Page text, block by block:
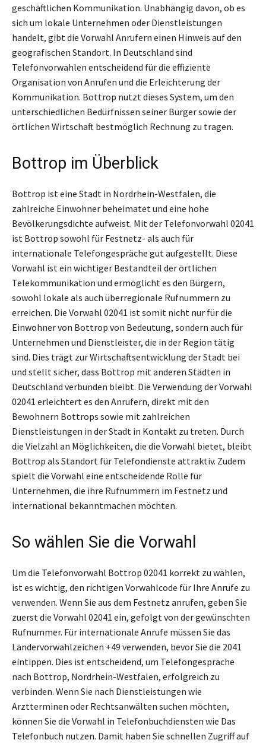
geschäftlichen Kommunikation. Unabhängig davon, ob es
sich um lokale Unternehmen oder Dienstleistungen
handelt, gibt die Vorwahl Anrufern einen Hinweis auf den
geografischen Standort. In Deutschland sind
Telefonvorwahlen entscheidend für die effiziente
Organisation von Anrufen und die Erleichterung der
Kommunikation. Bottrop nutzt dieses System, um den
unterschiedlichen Bedürfnissen seiner Bürger sowie der
örtlichen Wirtschaft bestmöglich Rechnung zu tragen.
Bottrop im Überblick
Bottrop ist eine Stadt in Nordrhein-Westfalen, die
zahlreiche Einwohner beheimatet und eine hohe
Bevölkerungsdichte aufweist. Mit der Telefonvorwahl 02041
ist Bottrop sowohl für Festnetz- als auch für
internationale Telefongespräche gut aufgestellt. Diese
Vorwahl ist ein wichtiger Bestandteil der örtlichen
Telekommunikation und ermöglicht es den Bürgern,
sowohl lokale als auch überregionale Rufnummern zu
erreichen. Die Vorwahl 02041 ist somit nicht nur für die
Einwohner von Bottrop von Bedeutung, sondern auch für
Unternehmen und Dienstleister, die in der Region tätig
sind. Dies trägt zur Wirtschaftsentwicklung der Stadt bei
und stellt sicher, dass Bottrop mit anderen Städten in
Deutschland verbunden bleibt. Die Verwendung der Vorwahl
02041 erleichtert es den Anrufern, direkt mit den
Bewohnern Bottrops sowie mit zahlreichen
Dienstleistungen in der Stadt in Kontakt zu treten. Durch
die Vielzahl an Möglichkeiten, die die Vorwahl bietet, bleibt
Bottrop als Standort für Telefondienste attraktiv. Zudem
spielt die Vorwahl eine entscheidende Rolle für
Unternehmen, die ihre Rufnummern im Festnetz und
international bekanntmachen möchten.
So wählen Sie die Vorwahl
Um die Telefonvorwahl Bottrop 02041 korrekt zu wählen,
ist es wichtig, den richtigen Vorwahlcode für Ihre Anrufe zu
verwenden. Wenn Sie aus dem Festnetz anrufen, geben Sie
zuerst die Vorwahl 02041 ein, gefolgt von der gewünschten
Rufnummer. Für internationale Anrufe müssen Sie das
Ländervorwahlzeichen +49 verwenden, bevor Sie die 2041
eintippen. Dies ist entscheidend, um Telefongespräche
nach Bottrop, Nordrhein-Westfalen, erfolgreich zu
verbinden. Wenn Sie nach Dienstleistungen wie
Arztterminen oder Rechtsanwälten suchen möchten,
können Sie die Vorwahl in Telefonbuchdiensten wie Das
Telefonbuch nutzen. Damit haben Sie schnellen Zugriff auf